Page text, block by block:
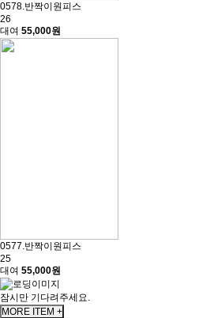
0578.반짝이원피스
26
대여 55,000원
0577.반짝이원피스
25
대여 55,000원
잠시만 기다려주세요.
MORE ITEM +